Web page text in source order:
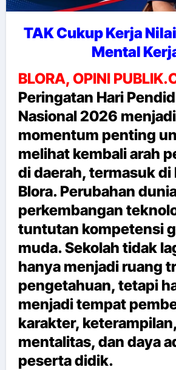
TAK Cukup Kerja
Mental
BLORA, OPINI
Peringatan Hari
Nasional 2026 menjadi
momentum penting
melihat kembali arah
di daerah, termasuk di
Blora. Perubahan
perkembangan
tuntutan kompetensi
muda. Sekolah tidak
hanya menjadi ruang
pengetahuan, tetapi
menjadi tempat
karakter, keterampilan,
mentalitas, dan daya
peserta didik.